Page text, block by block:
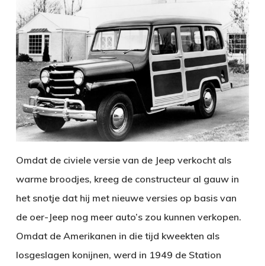
Omdat de civiele versie van de Jeep verkocht als
warme broodjes, kreeg de constructeur al gauw in
het snotje dat hij met nieuwe versies op basis van
de oer-Jeep nog meer auto’s zou kunnen verkopen.
Omdat de Amerikanen in die tijd kweekten als
losgeslagen konijnen, werd in 1949 de Station